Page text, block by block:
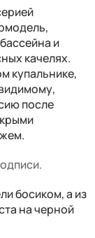
и
качелях.
купальнике,
после
босиком, а из
на черной